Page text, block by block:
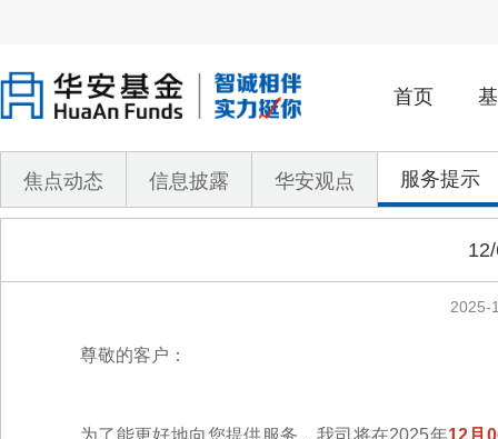
首页
焦点动态 信息披露 华安观点 服务提示
2025-
尊敬的客户：
为了能更好地向您提供服务，我司将在2025年12月